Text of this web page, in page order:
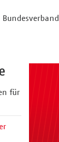
Bundesverband
für